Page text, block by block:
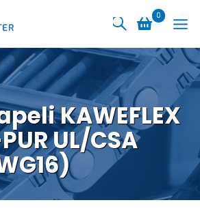
0
KAWEFLEX
UL/CSA